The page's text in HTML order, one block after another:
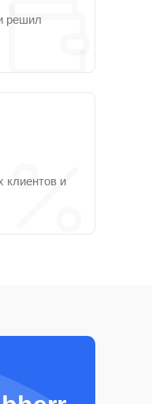
решил
клиентов и